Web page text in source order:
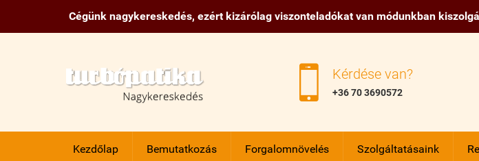
Cégünk nagykereskedés, ezért kizárólag viszonteladókat van módunkban
 Kérdése van?
+36 70 3690572
Kezdőlap Bemutatkozás Forgalomnövelés Szolgáltatásaink